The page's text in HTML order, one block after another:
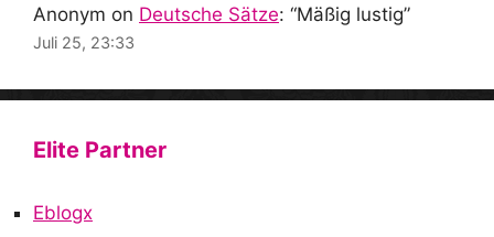
Anonym on Deutsche Sätze: “Mäßig lustig”
Juli 25, 23:33
Elite Partner
Eblogx